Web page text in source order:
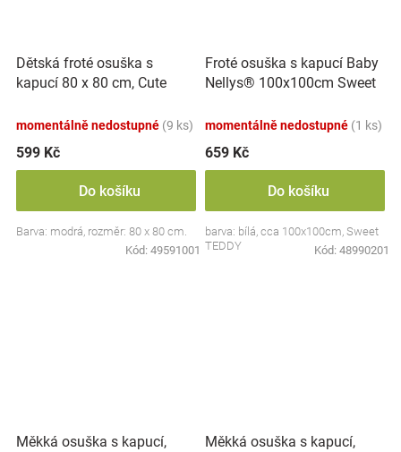
Dětská froté osuška s
kapucí 80 x 80 cm, Cute
momentálně nedostupné (9 ks)
599 Kč
Do košíku
Barva: modrá, rozměr: 80 x 80 cm.
Kód: 49591001
Froté osuška s kapucí Baby
Nellys® 100x100cm Sweet
momentálně nedostupné (1 ks)
659 Kč
Do košíku
barva: bílá, cca 100x100cm, Sweet
TEDDY
Kód: 48990201
Měkká osuška s kapucí,
Měkká osuška s kapucí,